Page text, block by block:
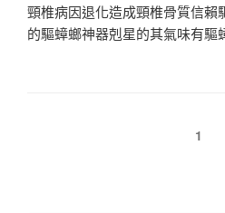
頸椎病因退化造成頸椎骨質信賴
的驅蟑螂神器剋星的其氣味有驅
1